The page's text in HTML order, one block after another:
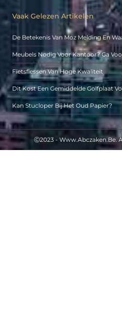
Vaak Gelezen Artikelen
De Betekenis Van Moz Melding En
Meubels Nodig Voor Kantoor? Ga
Fietsflessen Van Hoge Kwaliteit
Dit Kost Een Gemiddelde Golfplaat
Kan Stucloper Bij Het Oud Papier?
Ⓒ2023 - Www.abczaken.be.